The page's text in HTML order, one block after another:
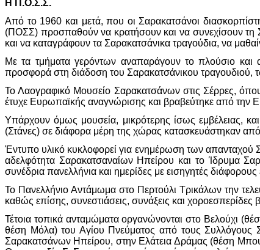
Η Π.Ο.Σ.Σ.
Από το 1960 και μετά, που οι Σαρακατσάνοι
(ΠΟΣΣ) προσπαθούν να κρατήσουν και να συνεχίσουν τη
και να καταγράφουν τα Σαρακατσάνικα τραγούδια, να
Με τα τμήματα γερόντων αναπαράγουν το πλούσιο και
προσφορά στη διάδοση του Σαρακατσάνικου τραγουδιού,
Το Λαογραφικό Μουσείο Σαρακατσάνων στις Σέρρες, όπου
έτυχε Ευρωπαϊκής αναγνώρισης και βραβεύτηκε από
Υπάρχουν όμως μουσεία, μικρότερης ίσως εμβέλειας,
(Στάνες) σε διάφορα μέρη της χώρας κατασκευάστηκαν
Έντυπο υλικό κυκλοφορεί για ενημέρωση των
αδελφότητα Σαρακατσαναίων Ηπείρου και το Ίδρυμα
συνέδρια πανελλήνια και ημερίδες με εισηγητές
Το Πανελλήνιο Αντάμωμα στο Περτούλι Τρικάλων την
καθώς επίσης, συνεστιάσεις, συνάξεις και
Τέτοια τοπικά ανταμώματα οργανώνονται στο Βελούχι
θέση Μόλα) του Αγίου Πνεύματος από τους Συλλόγους
Σαρακατσάνων Ηπείρου, στην Ελάτεια Δράμας (θέση